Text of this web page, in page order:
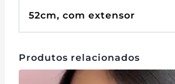
52cm, com extensor
Produtos relacionados